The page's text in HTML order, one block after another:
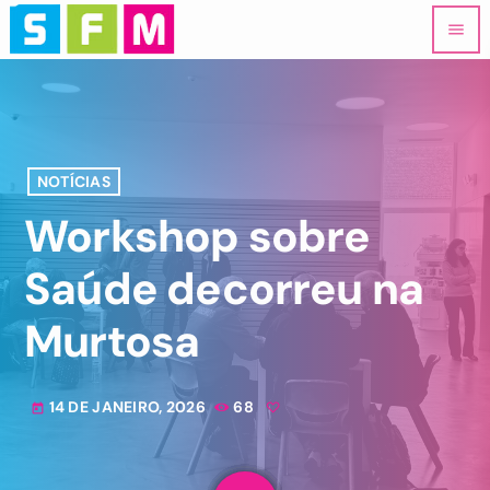
menu
NOTÍCIAS
Workshop sobre
Saúde decorreu na
Murtosa
today 14 DE JANEIRO, 2026 68